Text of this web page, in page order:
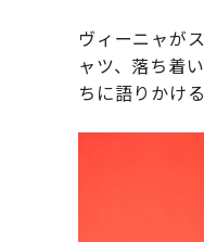
ヴィーニャが
ャツ、落ち着
ちに語りかける